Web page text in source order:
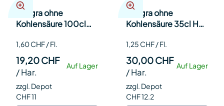
Allegra ohne
Kohlensäure 100cl
1,60 CHF / Fl.
Auf Lager
19,20 CHF
/Har.
zzgl. Depot
CHF 11
Allegra ohne
Kohlensäure 35cl Har
1,25 CHF / Fl.
Auf Lager
30,00 CHF
/Har.
zzgl. Depot
CHF 12.2